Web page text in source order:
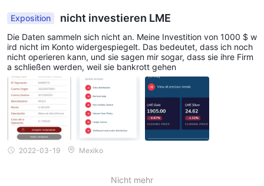
Exposition nicht investieren LME
Die Daten sammeln sich nicht an. Meine Investition von 1000 $ w
ird nicht im Konto widergespiegelt. Das bedeutet, dass ich noch
nicht operieren kann, und sie sagen mir sogar, dass sie ihre Firm
a schließen werden, weil sie bankrott gehen
2022-03-19 Mexiko
Nicht mehr